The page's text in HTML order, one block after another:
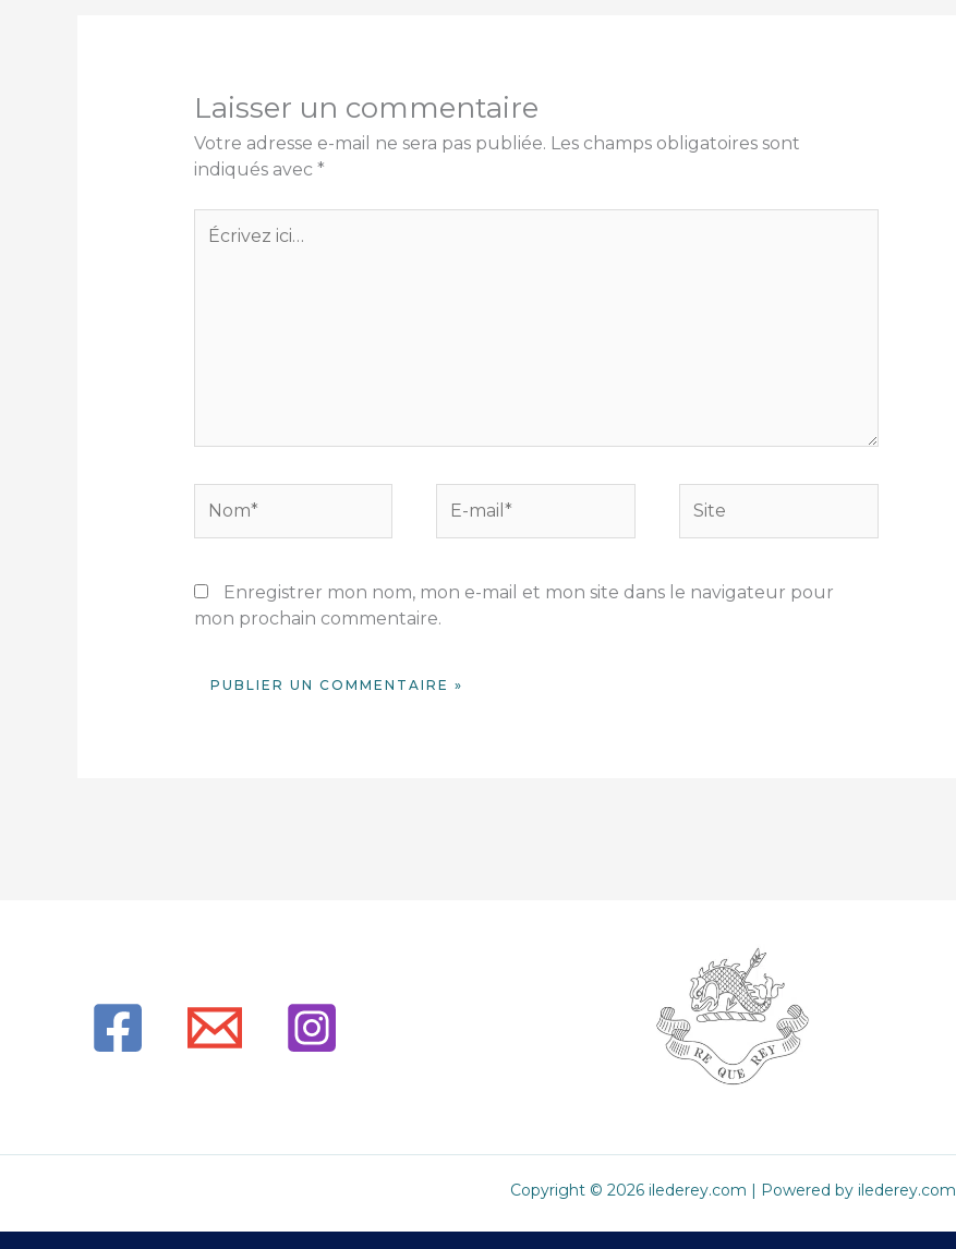
Laisser un commentaire
Votre adresse e-mail ne sera pas publiée. Les champs obligatoires sont
indiqués avec *
Écrivez
ici…
mail*
Enregistrer mon nom, mon e-mail et mon site dans le navigateur pour
mon prochain commentaire.
Copyright © 2026 ilederey.com | Powered by ilederey.com